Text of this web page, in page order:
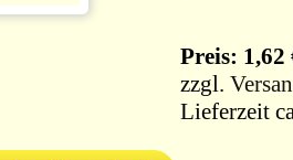
Preis: 1,62
zzgl.
Lieferzeit